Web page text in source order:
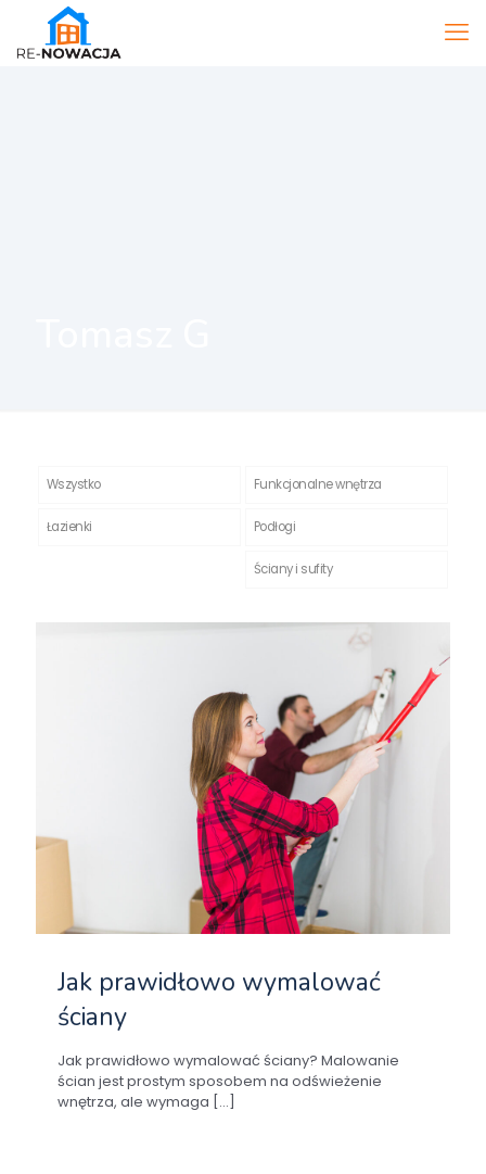
Wszystko Funkcjonalne wnętrza
Łazienki Podłogi
Ściany i sufity
Jak prawidłowo wymalować
ściany
Jak prawidłowo wymalować ściany? Malowanie
ścian jest prostym sposobem na odświeżenie
wnętrza, ale wymaga […]